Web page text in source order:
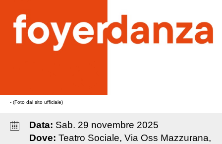
- (Foto dal sito ufficiale)
Data: Sab. 29 novembre 2025
Dove: Teatro Sociale, Via Oss Mazzurana,